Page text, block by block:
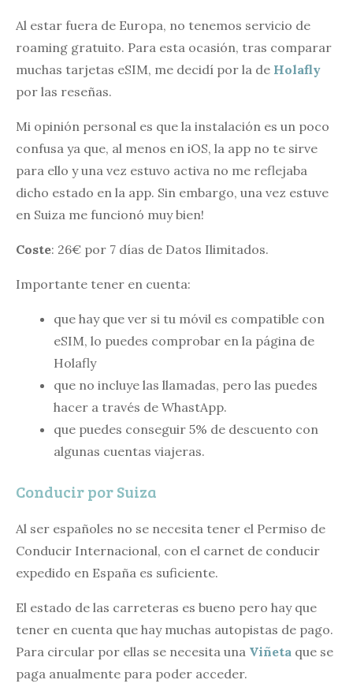
Al estar fuera de Europa, no tenemos servicio de
roaming gratuito. Para esta ocasión, tras comparar
muchas tarjetas eSIM, me decidí por la de Holafly
por las reseñas.
Mi opinión personal es que la instalación es un poco
confusa ya que, al menos en iOS, la app no te sirve
para ello y una vez estuvo activa no me reflejaba
dicho estado en la app. Sin embargo, una vez estuve
en Suiza me funcionó muy bien!
Coste: 26€ por 7 días de Datos Ilimitados.
Importante tener en cuenta:
que hay que ver si tu móvil es compatible con
eSIM, lo puedes comprobar en la página de
Holafly
que no incluye las llamadas, pero las puedes
hacer a través de WhastApp.
que puedes conseguir 5% de descuento con
algunas cuentas viajeras.
Conducir por Suiza
Al ser españoles no se necesita tener el Permiso de
Conducir Internacional, con el carnet de conducir
expedido en España es suficiente.
El estado de las carreteras es bueno pero hay que
tener en cuenta que hay muchas autopistas de pago.
Para circular por ellas se necesita una Viñeta que se
paga anualmente para poder acceder.